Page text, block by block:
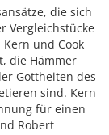
die sich
Vergleichstücke
und Cook
die Hämmer
Gottheiten des
sind. Kern
für einen
Robert